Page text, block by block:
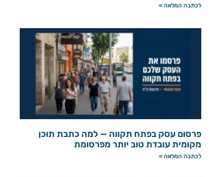
לכתבה המלאה »
פרסום עסק בפתח תקווה — למה כתבת תוכן
מקומית עובדת טוב יותר מפרסומת
לכתבה המלאה »